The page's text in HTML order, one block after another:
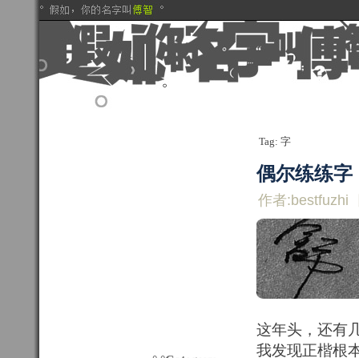
Tag: 字
偶尔练练字
作者:bestfuzhi
这年头，还有
我发现正楷根